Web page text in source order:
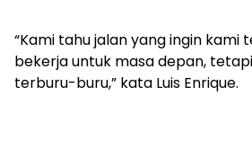
“Kami tahu jalan yang ingin kami
bekerja untuk masa depan,
terburu-buru,” kata Luis Enrique.